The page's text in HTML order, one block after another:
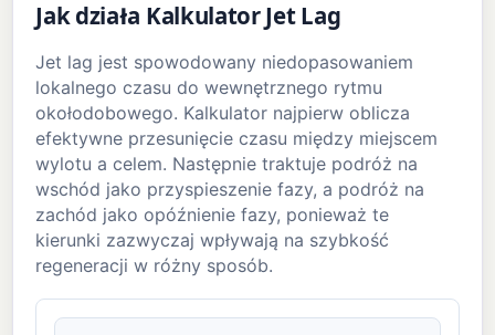
Jak działa Kalkulator Jet Lag
Jet lag jest spowodowany niedopasowaniem
lokalnego czasu do wewnętrznego rytmu
okołodobowego. Kalkulator najpierw oblicza
efektywne przesunięcie czasu między miejscem
wylotu a celem. Następnie traktuje podróż na
wschód jako przyspieszenie fazy, a podróż na
zachód jako opóźnienie fazy, ponieważ te
kierunki zazwyczaj wpływają na szybkość
regeneracji w różny sposób.